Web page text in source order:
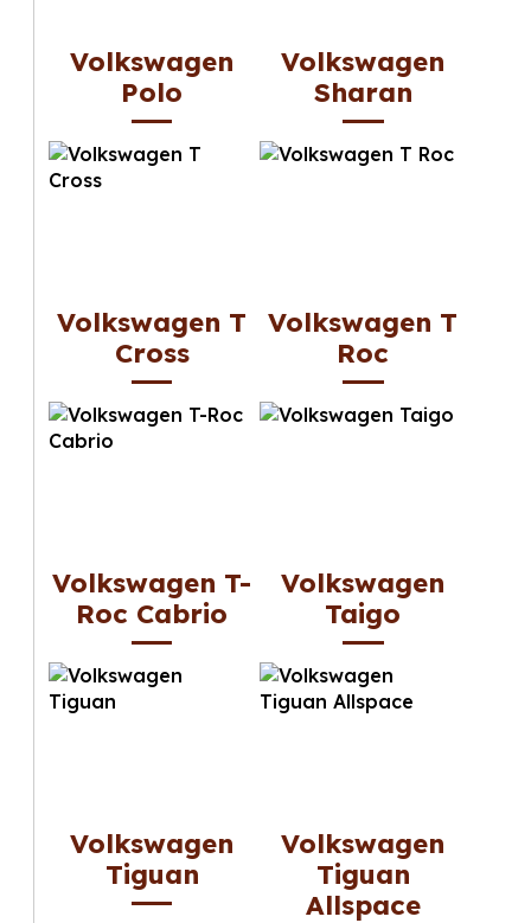
Volkswagen
Polo
Volkswagen
Sharan
Volkswagen T
Cross
Volkswagen T
Roc
Volkswagen T-
Roc Cabrio
Volkswagen
Taigo
Volkswagen
Tiguan
Volkswagen
Tiguan
Allspace